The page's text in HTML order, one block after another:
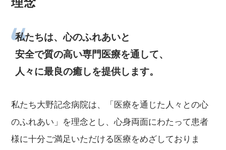
私たちは、心のふれあいと
安全で質の高い専門医療を通して、
人々に最良の癒しを提供します。
私たち大野記念病院は、「医療を通じた人々との心
のふれあい」を理念とし、心身両面にわたって患者
様に十分ご満足いただける医療をめざしておりま